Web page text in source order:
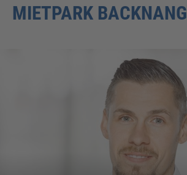
MIETPARK BACKNANG